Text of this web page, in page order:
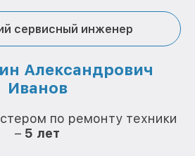
сервисный инженер
Александрович
Иванов
по ремонту техники
– 5 лет